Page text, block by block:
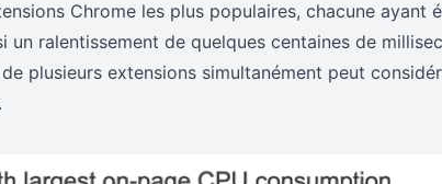
Chrome les plus populaires, chacune ayant
un ralentissement de quelques centaines de
plusieurs extensions simultanément peut